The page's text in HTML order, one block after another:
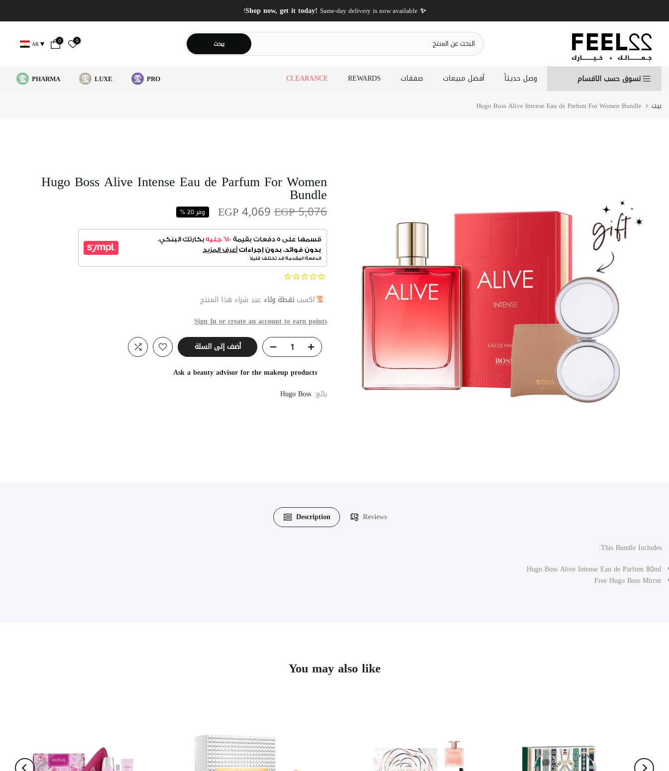
إلى
المحتوى
✨ Shop now, get it today!
Same-day delivery is now available!
يبحث 0
0
AR
تسوق حسب الاقسام وصل حديثاً أفضل مبيعات صفقات REWARDS
CLEARANCE
PRO
LUXE
PHARMA
بيت Hugo Boss Alive Intense Eau de Parfum For Women Bundle
Hugo Boss Alive Intense Eau de Parfum For Women
Bundle
EGP 5,076
EGP 4,069 وفر 20 %
اكسب نقطة ولاء عند شراء هذا المنتج
Sign In or create an account to earn points
أضف إلى السلة
Ask a beauty advisor for the makeup products
بائع: Hugo Boss
Description Reviews
This Bundle Includes:
Hugo Boss Alive Intense Eau de Parfum 80ml
Free Hugo Boss Mirror
You may also like